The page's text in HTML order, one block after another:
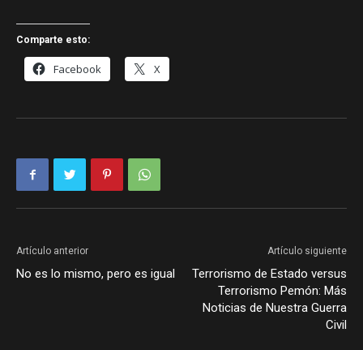
Comparte esto:
Facebook X
Artículo anterior
No es lo mismo, pero es igual
Artículo siguiente
Terrorismo de Estado versus
Terrorismo Pemón: Más
Noticias de Nuestra Guerra
Civil